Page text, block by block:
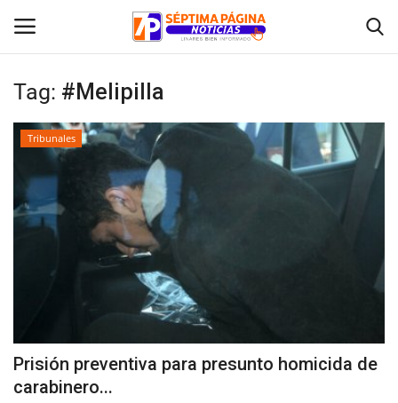
Inicio
Crónica
Policial
Política
Espectáculos
Tag: #Melipilla
Tribunales
Prisión preventiva para presunto homicida de
carabinero...